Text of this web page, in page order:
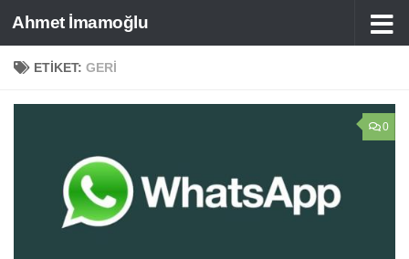
Skip to content
Ahmet İmamoğlu
ETIKET: GERI
0